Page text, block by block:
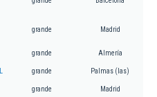
grande Madrid
grande Almería
grande Palmas (las)
grande Madrid